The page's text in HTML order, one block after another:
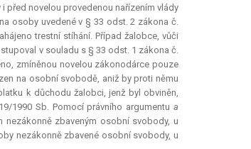
před novelou provedenou nařízením vlády
osoby uvedené v § 33 odst. 2 zákona č.
trestní stíhání. Případ žalobce, vůči
v souladu s § 33 odst. 1 zákona č.
zmíněnou novelou zákonodárce pouze
na osobní svobodě, aniž by proti němu
k důchodu žalobci, jenž byl obviněn,
1990 Sb. Pomocí právního argumentu a
zbaveným osobní svobody, u
nezákonně zbavené osobní svobody, u